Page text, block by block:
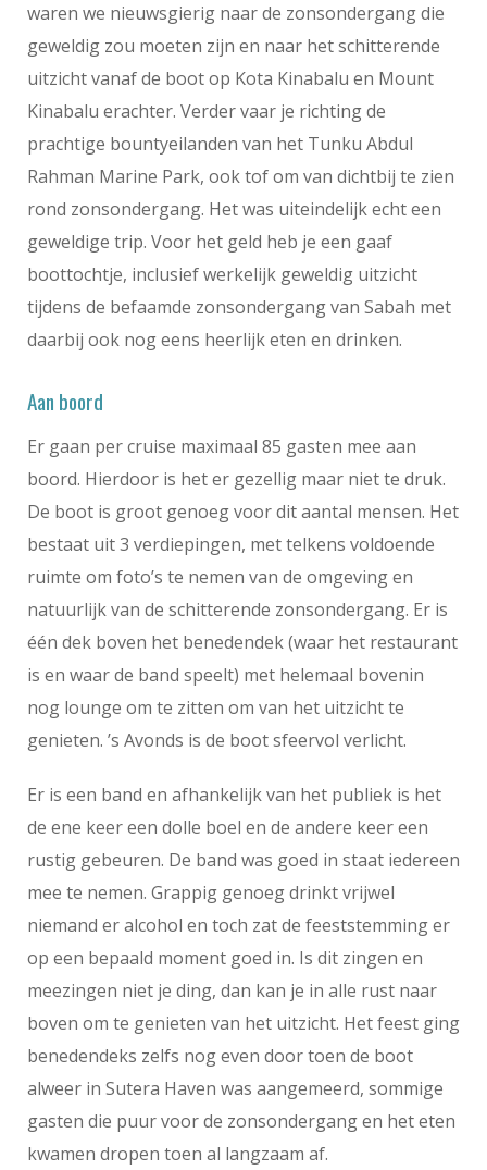
waren we nieuwsgierig naar de zonsondergang die
geweldig zou moeten zijn en naar het schitterende
uitzicht vanaf de boot op Kota Kinabalu en Mount
Kinabalu erachter. Verder vaar je richting de
prachtige bountyeilanden van het Tunku Abdul
Rahman Marine Park, ook tof om van dichtbij te zien
rond zonsondergang. Het was uiteindelijk echt een
geweldige trip. Voor het geld heb je een gaaf
boottochtje, inclusief werkelijk geweldig uitzicht
tijdens de befaamde zonsondergang van Sabah met
daarbij ook nog eens heerlijk eten en drinken.
Aan boord
Er gaan per cruise maximaal 85 gasten mee aan
boord. Hierdoor is het er gezellig maar niet te druk.
De boot is groot genoeg voor dit aantal mensen. Het
bestaat uit 3 verdiepingen, met telkens voldoende
ruimte om foto’s te nemen van de omgeving en
natuurlijk van de schitterende zonsondergang. Er is
één dek boven het benedendek (waar het restaurant
is en waar de band speelt) met helemaal bovenin
nog lounge om te zitten om van het uitzicht te
genieten. ’s Avonds is de boot sfeervol verlicht.
Er is een band en afhankelijk van het publiek is het
de ene keer een dolle boel en de andere keer een
rustig gebeuren. De band was goed in staat iedereen
mee te nemen. Grappig genoeg drinkt vrijwel
niemand er alcohol en toch zat de feeststemming er
op een bepaald moment goed in. Is dit zingen en
meezingen niet je ding, dan kan je in alle rust naar
boven om te genieten van het uitzicht. Het feest ging
benedendeks zelfs nog even door toen de boot
alweer in Sutera Haven was aangemeerd, sommige
gasten die puur voor de zonsondergang en het eten
kwamen dropen toen al langzaam af.